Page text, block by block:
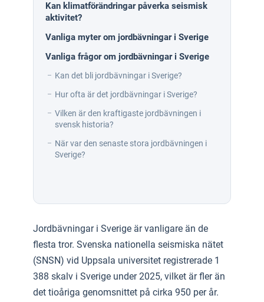
Kan klimatförändringar påverka seismisk
aktivitet?
Vanliga myter om jordbävningar i Sverige
Vanliga frågor om jordbävningar i Sverige
Kan det bli jordbävningar i Sverige?
Hur ofta är det jordbävningar i Sverige?
Vilken är den kraftigaste jordbävningen i
svensk historia?
När var den senaste stora jordbävningen i
Sverige?
Jordbävningar i Sverige är vanligare än de
flesta tror. Svenska nationella seismiska nätet
(SNSN) vid Uppsala universitet registrerade 1
388 skalv i Sverige under 2025, vilket är fler än
det tioåriga genomsnittet på cirka 950 per år.